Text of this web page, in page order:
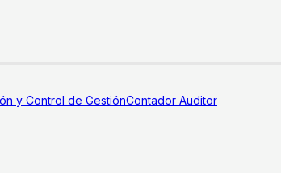
y Control de GestiónContador Auditor